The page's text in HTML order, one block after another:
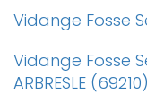
Vidange Fosse
Vidange Fosse
ARBRESLE (69210)